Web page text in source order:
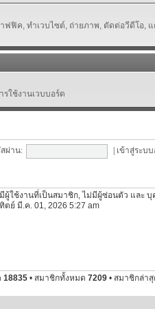
ฟฟิค, ทำเวบไซต์, ถ่ายภาพ, ตัดต่อวีดีโอ, แ
ใช้งานเวบบอร์ด
ผ่าน: เข้าสู่ระบ
ผู้ใช้งานที่เป็นสมาชิก, ไม่มีผู้ซ่อนตัว และ
ตย์ มี.ค. 01, 2026 5:27 am
18835 • สมาชิกทั้งหมด 7209 • สมาชิกล่า